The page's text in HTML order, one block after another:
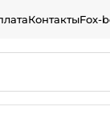
КонтактыFox-